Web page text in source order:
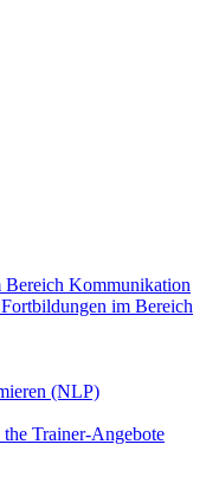
Bereich Kommunikation
im Bereich
(NLP)
Trainer-Angebote